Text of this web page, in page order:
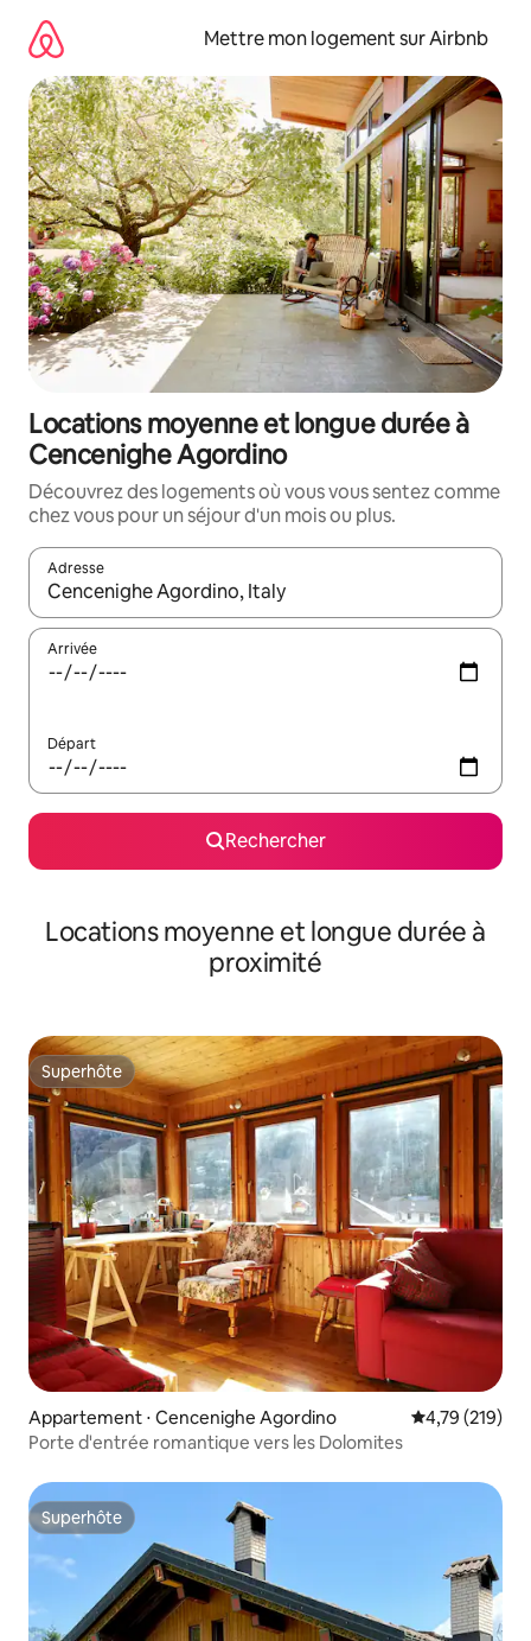
directement
contenu
Mettre mon logement sur Airbnb
Locations moyenne et longue durée à
Cencenighe Agordino
Découvrez des logements où vous vous sentez comme
chez vous pour un séjour d'un mois ou plus.
Adresse
Lorsque les résultats s'affichent, utilisez les flèches vers le
Arrivée
Départ
Rechercher
Locations moyenne et longue durée à
proximité
Superhôte
Superhôte
Appartement ⋅ Cencenighe Agordino Évaluation
4,79 (219)
Porte d'entrée romantique vers les Dolomites
Superhôte
Superhôte